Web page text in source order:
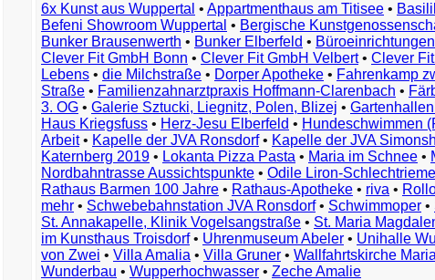
6x Kunst aus Wuppertal • Appartmenthaus am Titisee •
Befeni Showroom Wuppertal • Bergische
Bunker Brausenwerth • Bunker Elberfeld •
Clever Fit GmbH Bonn • Clever Fit GmbH Velbert• Clever
Lebens • die Milchstraße • Dorper Apotheke • Fahrenkamp
Straße • Familienzahnarztpraxis Hoffmann-Clarenbach •
3. OG • Galerie Sztucki, Liegnitz, Polen, Blizej •
Haus Kriegsfuss • Herz-Jesu Elberfeld • Hundeschwimmen
Arbeit• Kapelle der JVA Ronsdorf• Kapelle der JVA
Katernberg 2019 • Lokanta Pizza Pasta • Maria im Schnee •
Nordbahntrasse Aussichtspunkte • Odile Liron-
Rathaus Barmen 100 Jahre • Rathaus-Apotheke • riva •
mehr • Schwebebahnstation JVA Ronsdorf• Schwimmoper •
St. Annakapelle, Klinik Vogelsangstraße • St. Maria
im Kunsthaus Troisdorf• Uhrenmuseum Abeler • Unihalle
von Zwei • Villa Amalia • Villa Gruner • Wallfahrtskirche
Wunderbau • Wupperhochwasser • Zeche Amalie